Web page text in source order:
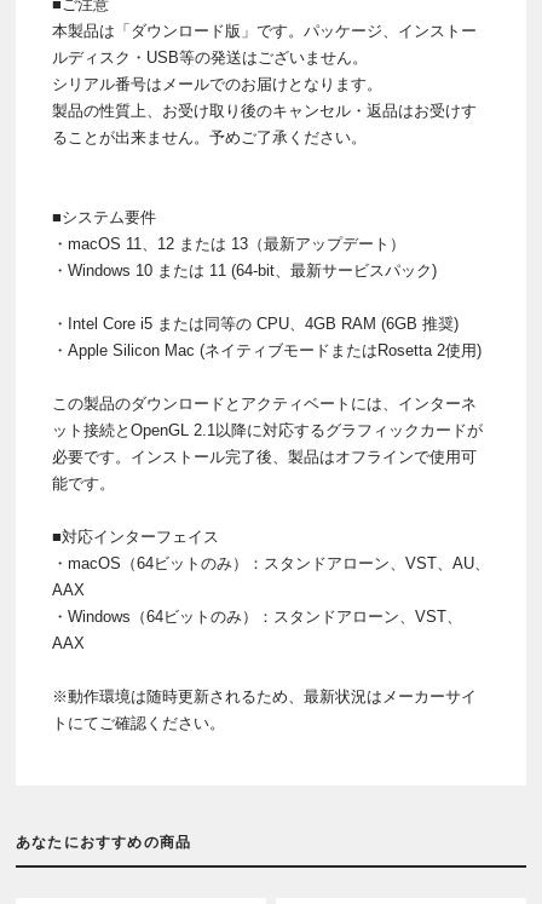
■ご注意
本製品は「ダウンロード版」です。パッケージ、インストー
ルディスク・USB等の発送はございません。
シリアル番号はメールでのお届けとなります。
製品の性質上、お受け取り後のキャンセル・返品はお受けす
ることが出来ません。予めご了承ください。
■システム要件
・macOS 11、12 または 13（最新アップデート）
・Windows 10 または 11 (64-bit、最新サービスパック)
・Intel Core i5 または同等の CPU、4GB RAM (6GB 推奨)
・Apple Silicon Mac (ネイティブモードまたはRosetta 2使用)
この製品のダウンロードとアクティベートには、インターネ
ット接続とOpenGL 2.1以降に対応するグラフィックカードが
必要です。インストール完了後、製品はオフラインで使用可
能です。
■対応インターフェイス
・macOS（64ビットのみ）：スタンドアローン、VST、AU、
AAX
・Windows（64ビットのみ）：スタンドアローン、VST、
AAX
※動作環境は随時更新されるため、最新状況はメーカーサイ
トにてご確認ください。
あなたにおすすめの商品